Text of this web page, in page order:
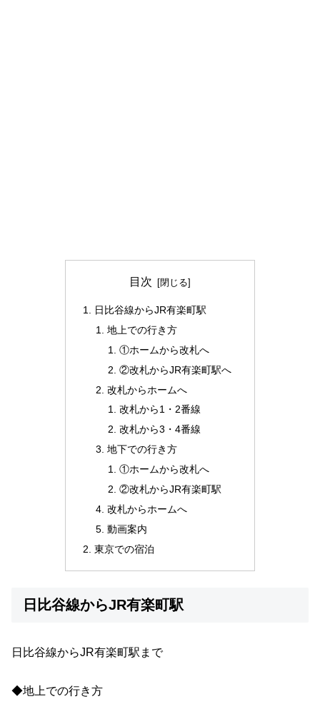
目次
日比谷線からJR有楽町駅
地上での行き方
①ホームから改札へ
②改札からJR有楽町駅へ
改札からホームへ
改札から1・2番線
改札から3・4番線
地下での行き方
①ホームから改札へ
②改札からJR有楽町駅
改札からホームへ
動画案内
東京での宿泊
日比谷線からJR有楽町駅
日比谷線からJR有楽町駅まで
◆地上での行き方